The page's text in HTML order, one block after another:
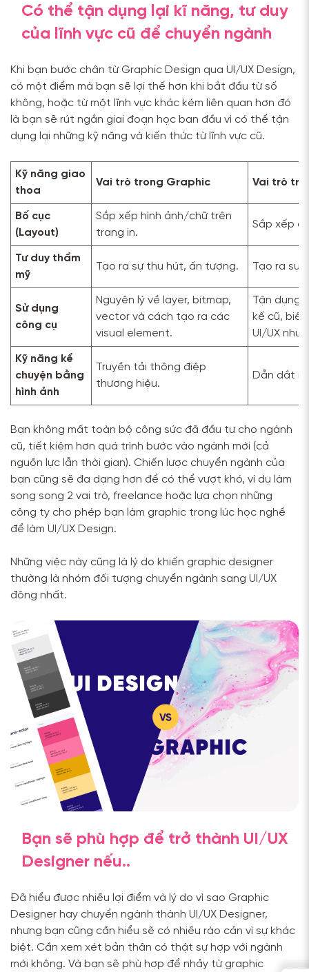
Có thể tận dụng lại kĩ năng, tư duy
của lĩnh vực cũ để chuyển ngành
Khi bạn bước chân từ Graphic Design qua UI/UX Design,
có một điểm mà bạn sẽ lợi thế hơn khi bắt đầu từ số
không, hoặc từ một lĩnh vực khác kém liên quan hơn đó
là bạn sẽ rút ngắn giai đoạn học ban đầu vì có thể tận
dụng lại những kỹ năng và kiến thức từ lĩnh vực cũ.
Kỹ năng giao
thoa
Vai trò trong Graphic Vai trò
Bố cục
(Layout)
Sắp xếp hình ảnh/chữ trên
trang in.
Sắp xếp
Tư duy thẩm
mỹ
Tạo ra sự thu hút, ấn tượng. Tạo ra sự
Sử dụng
công cụ
Nguyên lý về layer, bitmap,
vector và cách tạo ra các
visual element.
Tận dụng
kế cũ,
UI/UX như
Kỹ năng kể
chuyện bằng
hình ảnh
Truyền tải thông điệp
thương hiệu.
Dẫn dắt
Bạn không mất toàn bộ công sức đã đầu tư cho ngành
cũ, tiết kiệm hơn quá trình bước vào ngành mới (cả
nguồn lực lẫn thời gian). Chiến lược chuyển ngành của
bạn cũng sẽ đa dạng hơn để có thể vượt khó, ví dụ làm
song song 2 vai trò, freelance hoặc lựa chọn những
công ty cho phép bạn làm graphic trong lúc học nghề
để làm UI/UX Design.
Những việc này cũng là lý do khiến graphic designer
thường là nhóm đối tượng chuyển ngành sang UI/UX
đông nhất.
Bạn sẽ phù hợp để trở thành UI/UX
Designer nếu..
Đã hiểu được nhiều lợi điểm và lý do vì sao Graphic
Designer hay chuyển ngành thành UI/UX Designer,
nhưng bạn cũng cần hiểu sẽ có nhiều rào cản vì sự khác
biệt. Cần xem xét bản thân có thật sự hợp với ngành
mới không. Và bạn sẽ phù hợp để nhảy từ graphic